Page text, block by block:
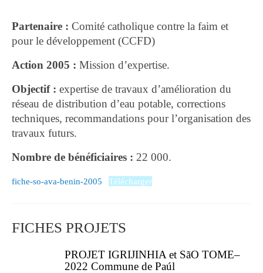
Partenaire : Comité catholique contre la faim et
pour le développement (CCFD)
Action 2005 : Mission d’expertise.
Objectif : expertise de travaux d’amélioration du
réseau de distribution d’eau potable, corrections
techniques, recommandations pour l’organisation des
travaux futurs.
Nombre de bénéficiaires : 22 000.
fiche-so-ava-benin-2005 Télécharger
FICHES PROJETS
PROJET IGRIJINHIA et SãO TOME–
2022 Commune de Paúl